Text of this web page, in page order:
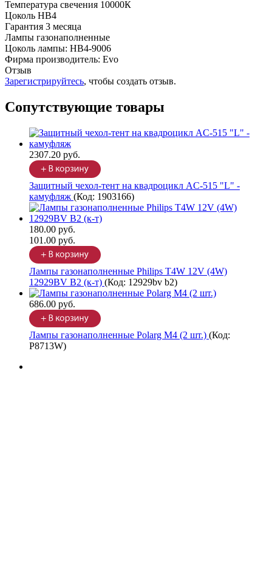
Температура свечения 10000К
Цоколь HB4
Гарантия 3 месяца
Лампы газонаполненные
Цоколь лампы: HB4-9006
Фирма производитель: Evo
Отзыв
Зарегистрируйтесь, чтобы создать отзыв.
Сопутствующие товары
2307.20 руб.
Защитный чехол-тент на квадроцикл AC-515 "L" -
камуфляж (Код: 1903166)
180.00 руб.
101.00 руб.
Лампы газонаполненные Philips T4W 12V (4W)
12929BV B2 (к-т) (Код: 12929bv b2)
686.00 руб.
Лампы газонаполненные Polarg M4 (2 шт.) (Код:
P8713W)